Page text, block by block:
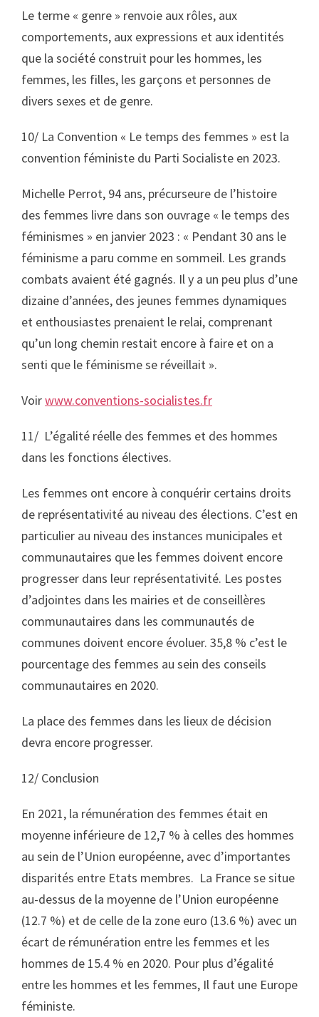
Le terme « genre » renvoie aux rôles, aux
comportements, aux expressions et aux identités
que la société construit pour les hommes, les
femmes, les filles, les garçons et personnes de
divers sexes et de genre.
10/ La Convention « Le temps des femmes » est la
convention féministe du Parti Socialiste en 2023.
Michelle Perrot, 94 ans, précurseure de l’histoire
des femmes livre dans son ouvrage « le temps des
féminismes » en janvier 2023 : « Pendant 30 ans le
féminisme a paru comme en sommeil. Les grands
combats avaient été gagnés. Il y a un peu plus d’une
dizaine d’années, des jeunes femmes dynamiques
et enthousiastes prenaient le relai, comprenant
qu’un long chemin restait encore à faire et on a
senti que le féminisme se réveillait ».
Voirwww.conventions-socialistes.fr
11/ L’égalité réelle des femmes et des hommes
dans les fonctions électives.
Les femmes ont encore à conquérir certains droits
de représentativité au niveau des élections. C’est en
particulier au niveau des instances municipales et
communautaires que les femmes doivent encore
progresser dans leur représentativité. Les postes
d’adjointes dans les mairies et de conseillères
communautaires dans les communautés de
communes doivent encore évoluer. 35,8 % c’est le
pourcentage des femmes au sein des conseils
communautaires en 2020.
La place des femmes dans les lieux de décision
devra encore progresser.
12/ Conclusion
En 2021, la rémunération des femmes était en
moyenne inférieure de 12,7 % à celles des hommes
au sein de l’Union européenne, avec d’importantes
disparités entre Etats membres. La France se situe
au-dessus de la moyenne de l’Union européenne
(12.7 %) et de celle de la zone euro (13.6 %) avec un
écart de rémunération entre les femmes et les
hommes de 15.4 % en 2020. Pour plus d’égalité
entre les hommes et les femmes, Il faut une Europe
féministe.